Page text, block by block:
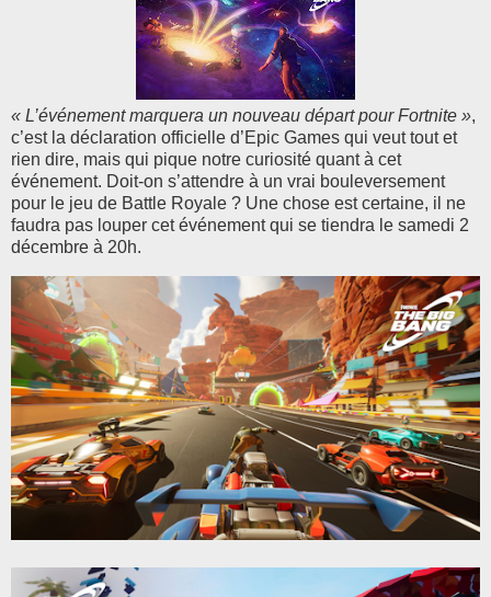
« L’événement marquera un nouveau départ pour Fortnite »,
c’est la déclaration officielle d’Epic Games qui veut tout et
rien dire, mais qui pique notre curiosité quant à cet
événement. Doit-on s’attendre à un vrai bouleversement
pour le jeu de Battle Royale ? Une chose est certaine, il ne
faudra pas louper cet événement qui se tiendra le samedi 2
décembre à 20h.